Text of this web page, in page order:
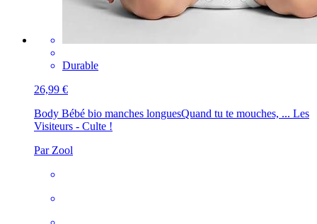
Durable
26,99 €
Body Bébé bio manches longuesQuand tu te mouches, ... Les
Visiteurs - Culte !
Par Zool